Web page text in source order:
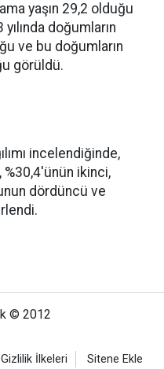
yaşın 29,2 olduğu
doğumların
ve bu doğumların
görüldü.
incelendiğinde,
%30,4'ünün ikinci,
dördüncü ve
© 2012
Gizlilik İlkeleri Sitene Ekle